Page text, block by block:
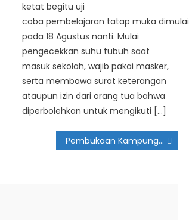
ketat begitu uji
coba pembelajaran tatap muka dimulai
pada 18 Agustus nanti. Mulai
pengecekkan suhu tubuh saat
masuk sekolah, wajib pakai masker,
serta membawa surat keterangan
ataupun izin dari orang tua bahwa
diperbolehkan untuk mengikuti […]
Pembukaan Kampung Ramadhan 2026, Menghidupkan Nilai Edukasi dan Kebersamaan di Bulan Suci